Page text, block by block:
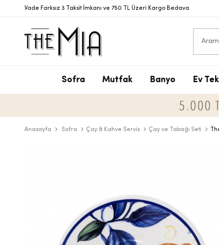
Vade Farksız 3 Taksit İmkanı ve 750 TL Üzeri Kargo Bedava
Sofra Mutfak Banyo Ev
Anasayfa Sofra Çay & Kahve Servis Çay ve Tabağı Seti